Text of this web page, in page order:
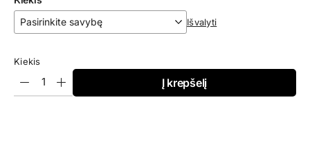
€19,90
through
€30,95
Išvalyti
Kiekis
Į krepšelį